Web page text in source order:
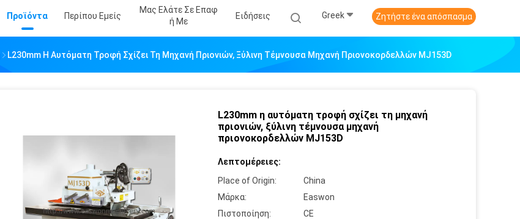
Προϊόντα Περίπου Εμείς
Μας Ελάτε Σε Επαφ
Ή Με
Ειδήσεις Greek Ζητήστε ένα απόσπασμα
L230mm Η Αυτόματη Τροφή Σχίζει Τη Μηχανή Πριονιών, Ξύλινη Τέμνουσα Μηχανή Πριονοκορδελλών MJ153D
L230mm η αυτόματη τροφή σχίζει τη μηχανή
πριονιών, ξύλινη τέμνουσα μηχανή
πριονοκορδελλών MJ153D
Λεπτομέρειες:
Place of Origin:
China
Μάρκα:
Easwon
Πιστοποίηση:
CE